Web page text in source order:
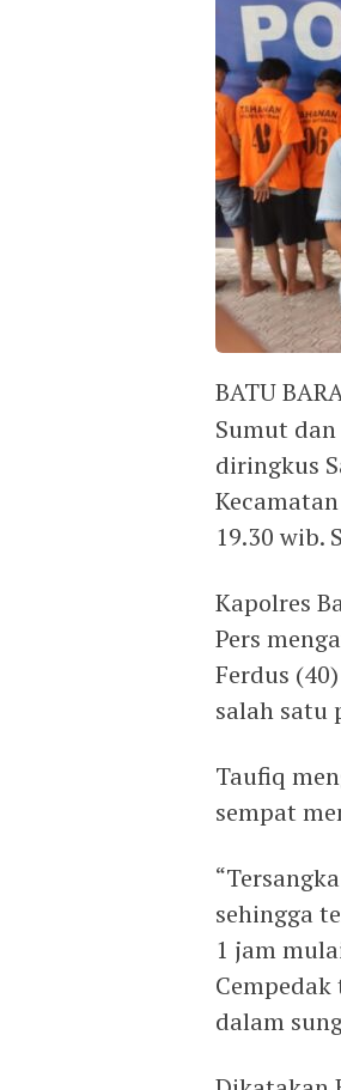
BATU
Sumut
diringkus
19.30 wib.
Kapolres
Pers
Ferdus
salah satu
Taufiq
sempat
sehingga
1 jam
dalam